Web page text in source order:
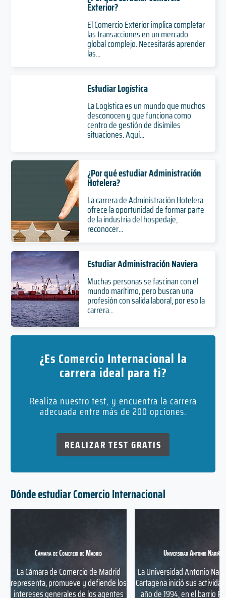
Exterior?
El Comercio Exterior implica completar
las transacciones en un mercado
global complejo. Necesitarás aprender
las...
Estudiar Logística
La Logística es un mundo que muchos
desconocen y que funciona como
centro de gestión de disímiles
situaciones. Aquí...
¿Por qué estudiar Administración
Hotelera?
La carrera de Administración Hotelera
ofrece la oportunidad de formar parte
de la industria del hospedaje,
reconocer...
Estudiar Administración Naviera
Muchas personas se fascinan con el
mundo marítimo, pero buscan una
profesión con salida laboral, por eso la
carrera...
¿Es Comercio Internacional la
carrera ideal para ti?
Realiza nuestro test, y encuentra la carrera
adecuada entre más de 200 opciones.
REALIZAR TEST GRATIS
Dónde estudiar Comercio Internacional
Cámara de Comercio de Madrid
La Cámara de Comercio de Madrid
representa, promueve y defiende los
intereses generales de los agentes
Universidad Antonio Nariño
La Universidad Antonio
Cartagena inició sus
año de 1994, en el barrio